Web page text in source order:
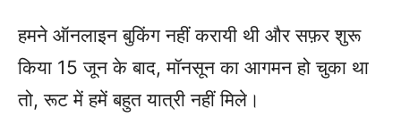
हमने ऑनलाइन बुकिंग नहीं करायी थी और सफ़र शुरू
किया 15 जून के बाद, मॉनसून का आगमन हो चुका था
तो, रूट में हमें बहुत यात्री नहीं मिले।